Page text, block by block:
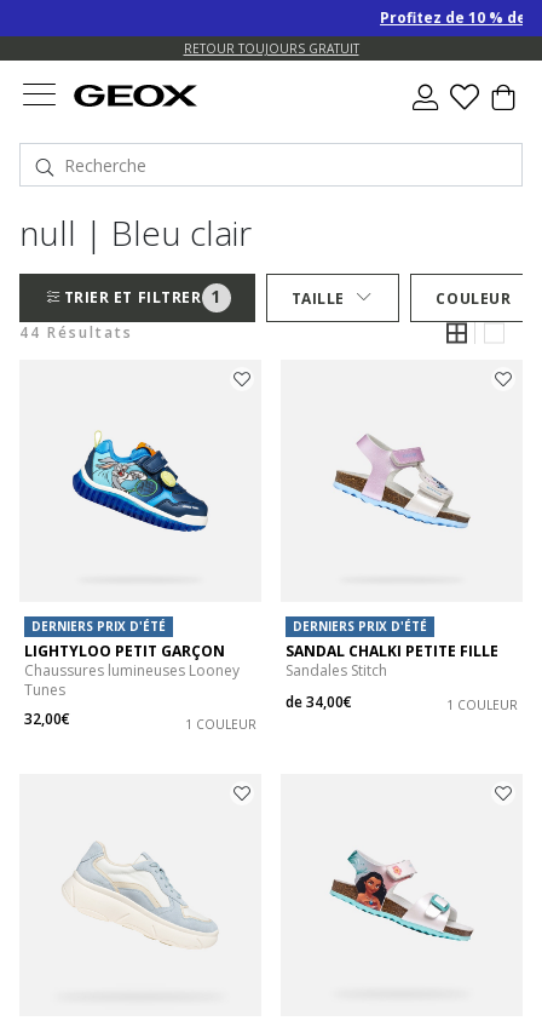
Profitez de 10 % de remise
EXPÉDITION GRATUITE POUR LES COMMANDES DE PLUS DE 99.00 €
RETOUR TOUJOURS GRATUIT
null | Bleu clair
TRIER ET FILTRER 1 TAILLE
COULEUR
44 Résultats
DERNIERS PRIX D'ÉTÉ
LIGHTYLOO PETIT GARÇON
Chaussures lumineuses Looney
Tunes
32,00€
1 COULEUR
DERNIERS PRIX D'ÉTÉ
SANDAL CHALKI PETITE FILLE
Sandales Stitch
de34,00€ 1 COULEUR